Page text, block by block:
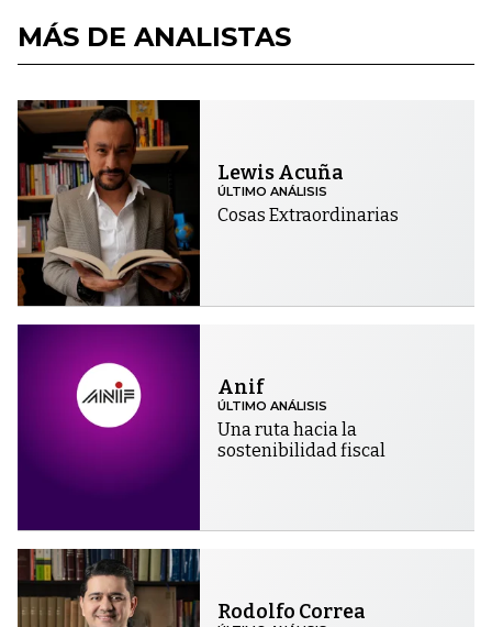
MÁS DE ANALISTAS
Lewis Acuña
ÚLTIMO ANÁLISIS
Cosas Extraordinarias
Anif
ÚLTIMO ANÁLISIS
Una ruta hacia la
sostenibilidad fiscal
Rodolfo Correa